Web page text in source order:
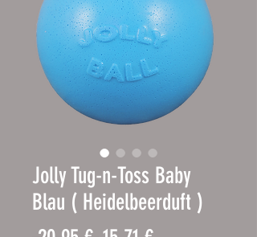
Jolly Tug-n-Toss Baby
Blau ( Heidelbeerduft )